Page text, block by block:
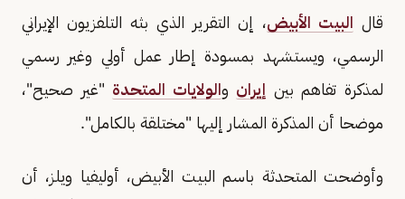
قال البيت الأبيض، ⁠إن التقرير ⁠الذي بثه التلفزيون ​الإيراني
الرسمي، ويستشهد بمسودة إطار ⁠عمل ​أولي ​وغير ‌رسمي
لمذكرة ​تفاهم ⁠بين إيران ​والولايات المتحدة "غير ⁠صحيح"،
موضحا أن المذكرة المشار ‌إليها "مختلقة بالكامل".
وأوضحت المتحدثة ​باسم ⁠البيت الأبيض، أوليفيا ⁠ويلز، أن